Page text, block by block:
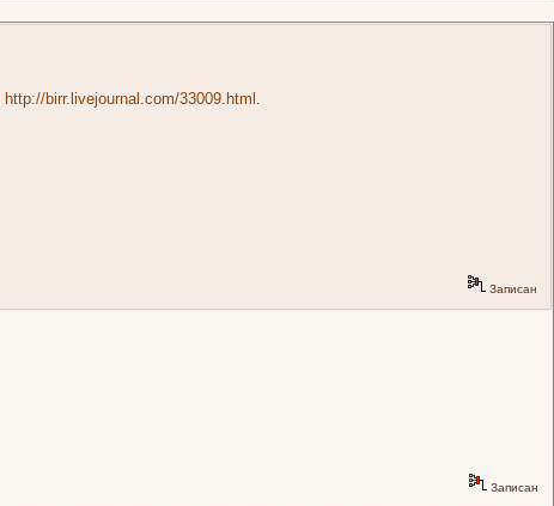
http://birr.livejournal.com/33009.html
Записан
Записан